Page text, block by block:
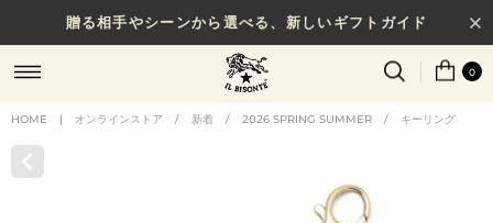
贈る相手やシーンから選べる、新しいギフトガイド
0
HOME | オンラインストア / 新着 / 2026 SPRING SUMMER / キーリング